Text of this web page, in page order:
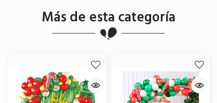
Más de esta categoría